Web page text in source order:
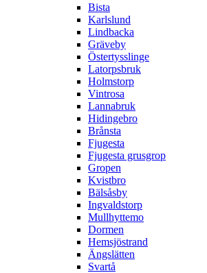
Bista
Karlslund
Lindbacka
Gräveby
Östertysslinge
Latorpsbruk
Holmstorp
Vintrosa
Lannabruk
Hidingebro
Brånsta
Fjugesta
Fjugesta grusgrop
Gropen
Kvistbro
Bälsåsby
Ingvaldstorp
Mullhyttemo
Dormen
Hemsjöstrand
Ängslätten
Svartå